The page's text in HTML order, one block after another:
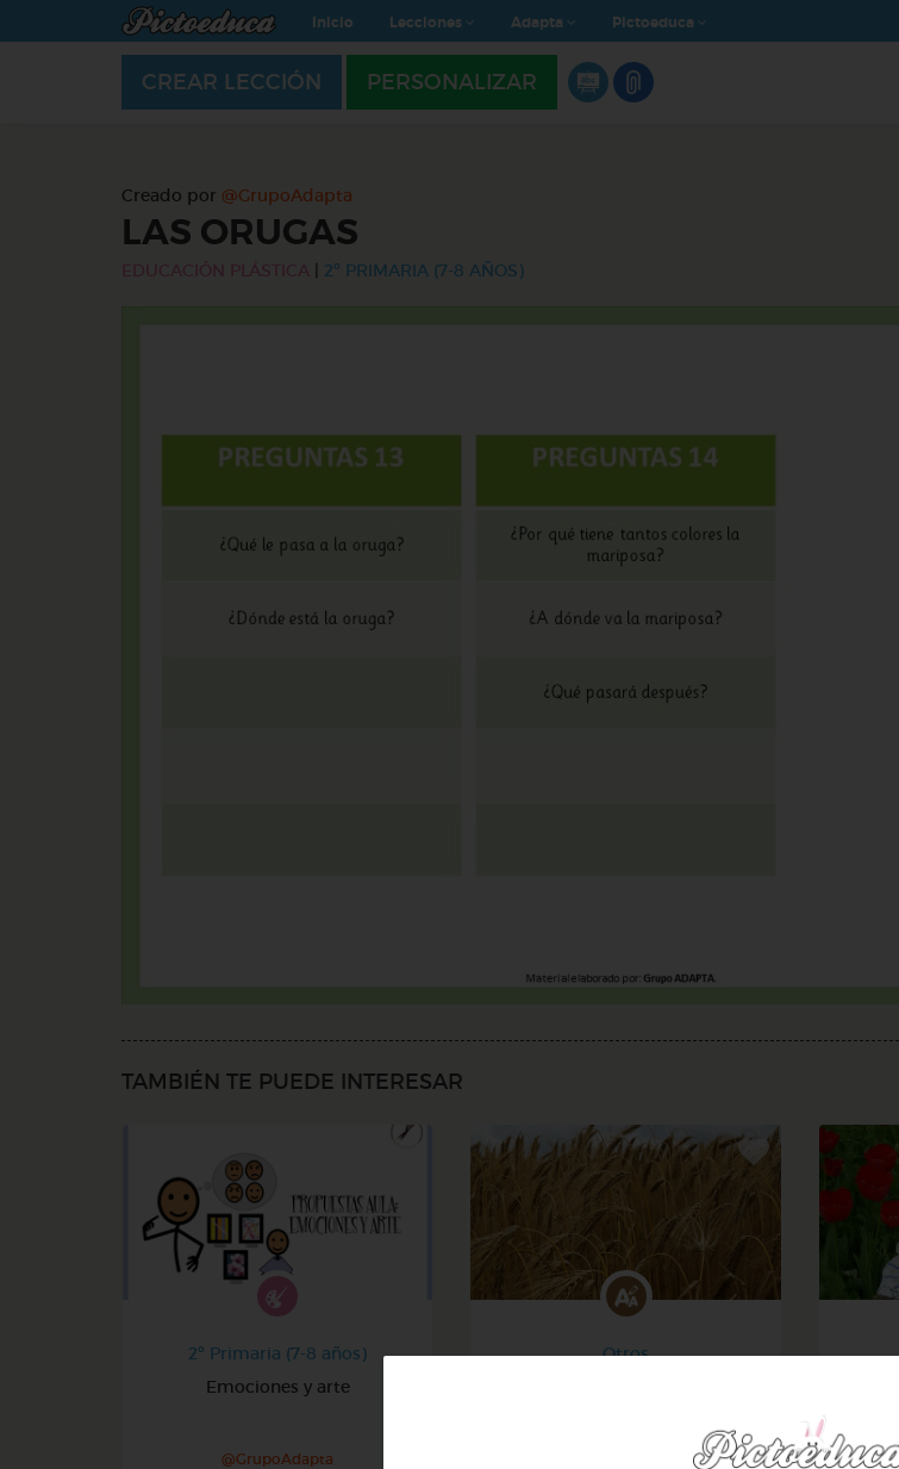
Inicio Lecciones Adapta Pictoeduca
CREAR LECCIÓN PERSONALIZAR
Creado por @GrupoAdapta
LAS ORUGAS
EDUCACIÓN PLÁSTICA 2º PRIMARIA (7-8 AÑOS)
TAMBIÉN TE PUEDE INTERESAR
2º Primaria (7-8 años)
Emociones y arte
@GrupoAdapta
Otros
@Webparaelespanol